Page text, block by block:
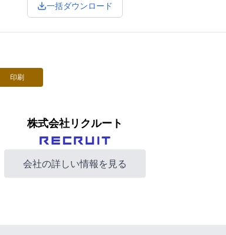
一括ダウンロード
印刷
株式会社リクルート
会社の詳しい情報を見る